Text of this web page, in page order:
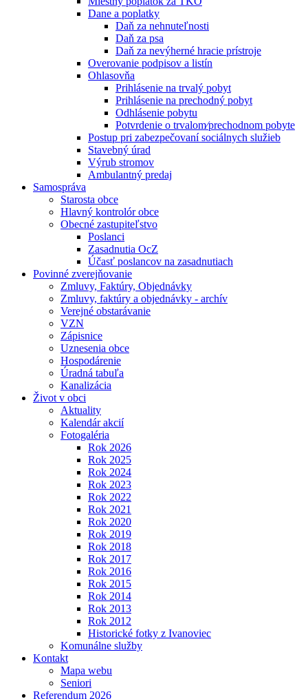
Dane a poplatky
Daň za nehnuteľnosti
Daň za psa
Daň za nevýherné hracie prístroje
Overovanie podpisov a listín
Ohlasovňa
Prihlásenie na trvalý pobyt
Prihlásenie na prechodný pobyt
Odhlásenie pobytu
Potvrdenie o trvalom⁄prechodnom pobyte
Postup pri zabezpečovaní sociálnych služieb
Stavebný úrad
Výrub stromov
Ambulantný predaj
Samospráva
Starosta obce
Hlavný kontrolór obce
Obecné zastupiteľstvo
Poslanci
Zasadnutia OcZ
Účasť poslancov na zasadnutiach
Povinné zverejňovanie
Zmluvy, Faktúry, Objednávky
Zmluvy, faktúry a objednávky - archív
Verejné obstarávanie
VZN
Zápisnice
Uznesenia obce
Hospodárenie
Úradná tabuľa
Kanalizácia
Život v obci
Aktuality
Kalendár akcií
Fotogaléria
Rok 2026
Rok 2025
Rok 2024
Rok 2023
Rok 2022
Rok 2021
Rok 2020
Rok 2019
Rok 2018
Rok 2017
Rok 2016
Rok 2015
Rok 2014
Rok 2013
Rok 2012
Historické fotky z Ivanoviec
Komunálne služby
Kontakt
Mapa webu
Seniori
Referendum 2026